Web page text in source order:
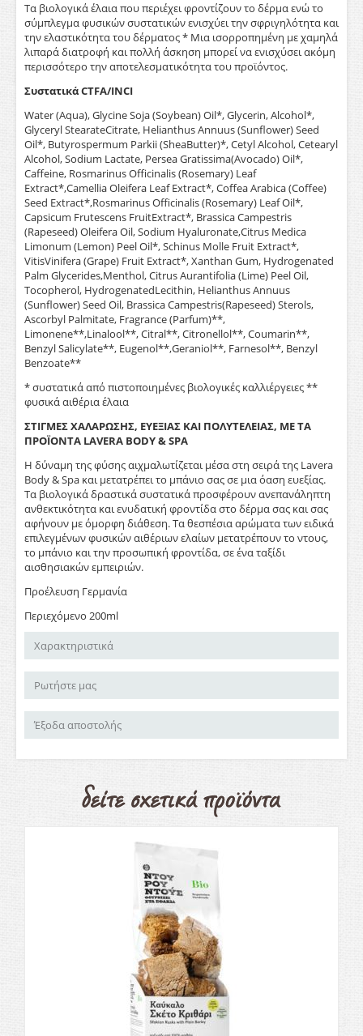
Τα βιολογικά έλαια που περιέχει φροντίζουν το δέρμα ενώ το
σύμπλεγμα φυσικών συστατικών ενισχύει την σφριγηλότητα και
την ελαστικότητα του δέρματος * Μια ισορροπημένη με χαμηλά
λιπαρά διατροφή και πολλή άσκηση μπορεί να ενισχύσει ακόμη
περισσότερο την αποτελεσματικότητα του προϊόντος.
Συστατικά CTFA/INCI
Water (Aqua), Glycine Soja (Soybean) Oil*, Glycerin, Alcohol*,
Glyceryl StearateCitrate, Helianthus Annuus (Sunflower) Seed
Oil*, Butyrospermum Parkii (SheaButter)*, Cetyl Alcohol, Cetearyl
Alcohol, Sodium Lactate, Persea Gratissima(Avocado) Oil*,
Caffeine, Rosmarinus Officinalis (Rosemary) Leaf
Extract*,Camellia Oleifera Leaf Extract*, Coffea Arabica (Coffee)
Seed Extract*,Rosmarinus Officinalis (Rosemary) Leaf Oil*,
Capsicum Frutescens FruitExtract*, Brassica Campestris
(Rapeseed) Oleifera Oil, Sodium Hyaluronate,Citrus Medica
Limonum (Lemon) Peel Oil*, Schinus Molle Fruit Extract*,
VitisVinifera (Grape) Fruit Extract*, Xanthan Gum, Hydrogenated
Palm Glycerides,Menthol, Citrus Aurantifolia (Lime) Peel Oil,
Tocopherol, HydrogenatedLecithin, Helianthus Annuus
(Sunflower) Seed Oil, Brassica Campestris(Rapeseed) Sterols,
Ascorbyl Palmitate, Fragrance (Parfum)**,
Limonene**,Linalool**, Citral**, Citronellol**, Coumarin**,
Benzyl Salicylate**, Eugenol**,Geraniol**, Farnesol**, Benzyl
Benzoate**
* συστατικά από πιστοποιημένες βιολογικές καλλιέργειες **
φυσικά αιθέρια έλαια
ΣΤΙΓΜΕΣ ΧΑΛΑΡΩΣΗΣ, ΕΥΕΞΙΑΣ ΚΑΙ ΠΟΛΥΤΕΛΕΙΑΣ, ΜΕ ΤΑ
ΠΡΟΪΟΝΤΑ LAVERA BODY & SPA
Η δύναμη της φύσης αιχμαλωτίζεται μέσα στη σειρά της Lavera
Body & Spa και μετατρέπει το μπάνιο σας σε μια όαση ευεξίας.
Τα βιολογικά δραστικά συστατικά προσφέρουν ανεπανάληπτη
ανθεκτικότητα και ενυδατική φροντίδα στο δέρμα σας και σας
αφήνουν με όμορφη διάθεση. Τα θεσπέσια αρώματα των ειδικά
επιλεγμένων φυσικών αιθέριων ελαίων μετατρέπουν το ντους,
το μπάνιο και την προσωπική φροντίδα, σε ένα ταξίδι
αισθησιακών εμπειριών.
Προέλευση Γερμανία
Περιεχόμενο 200ml
Χαρακτηριστικά
Ρωτήστε μας
Έξοδα αποστολής